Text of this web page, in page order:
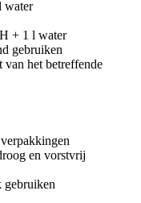
water
+ 1 l water
gebruiken
van het betreffende
en vorstvrij
gebruiken